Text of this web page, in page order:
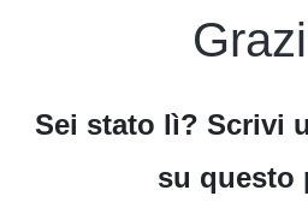
Sei stato lì? Scrivi
su questo